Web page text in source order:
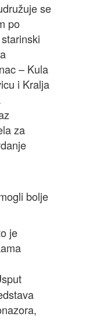
se
po
– Kula
i Kralja
za
bolje
je